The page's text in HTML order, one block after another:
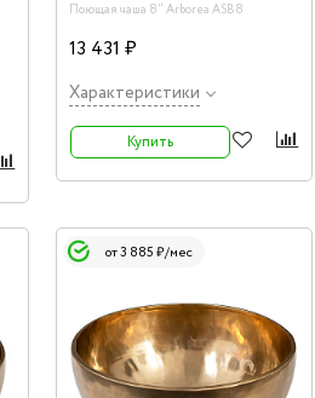
Поющая чаша 8" Arborea ASB8
13 431 ₽
Характеристики
Купить
от 3 885 ₽/мес